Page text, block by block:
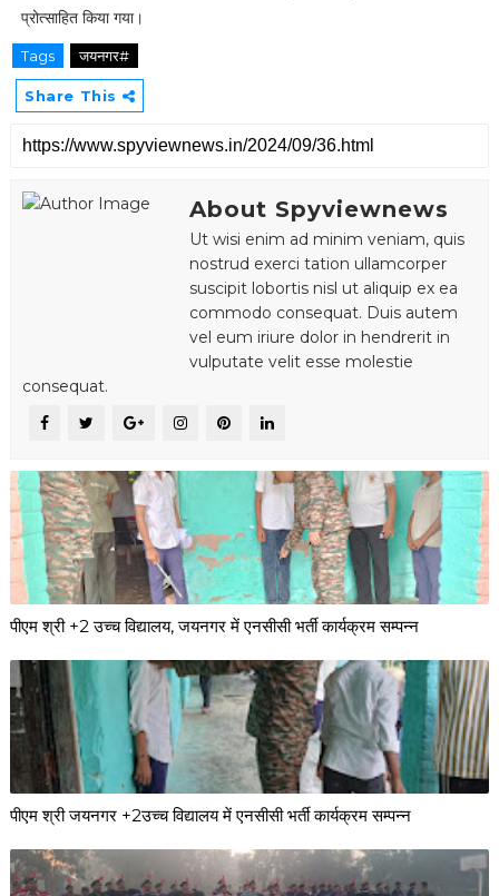
प्रोत्साहित किया गया।
Tags जयनगर#
Share This
About Spyviewnews
Ut wisi enim ad minim veniam, quis
nostrud exerci tation ullamcorper
suscipit lobortis nisl ut aliquip ex ea
commodo consequat. Duis autem
vel eum iriure dolor in hendrerit in
vulputate velit esse molestie
consequat.
पीएम श्री +2 उच्च विद्यालय, जयनगर में एनसीसी भर्ती कार्यक्रम सम्पन्न
पीएम श्री जयनगर +2उच्च विद्यालय में एनसीसी भर्ती कार्यक्रम सम्पन्न